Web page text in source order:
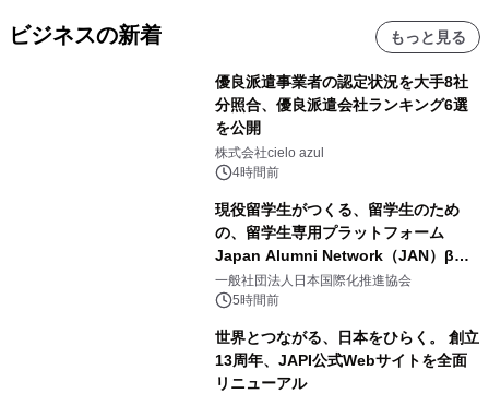
ビジネスの新着 もっと見る
優良派遣事業者の認定状況を大手8社
分照合、優良派遣会社ランキング6選
を公開
株式会社cielo azul
4時間前
現役留学生がつくる、留学生のため
の、留学生専用プラットフォーム
Japan Alumni Network（JAN）β版
をリリース
一般社団法人日本国際化推進協会
5時間前
世界とつながる、日本をひらく。 創立
13周年、JAPI公式Webサイトを全面
リニューアル